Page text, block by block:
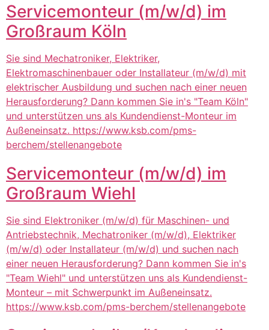
Servicemonteur (m/w/d) im
Großraum Köln
Sie sind Mechatroniker, Elektriker,
Elektromaschinenbauer oder Installateur (m/w/d) mit
elektrischer Ausbildung und suchen nach einer neuen
Herausforderung? Dann kommen Sie in's "Team Köln"
und unterstützen uns als Kundendienst-Monteur im
Außeneinsatz. https://www.ksb.com/pms-
berchem/stellenangebote
Servicemonteur (m/w/d) im
Großraum Wiehl
Sie sind Elektroniker (m/w/d) für Maschinen- und
Antriebstechnik, Mechatroniker (m/w/d), Elektriker
(m/w/d) oder Installateur (m/w/d) und suchen nach
einer neuen Herausforderung? Dann kommen Sie in's
"Team Wiehl" und unterstützen uns als Kundendienst-
Monteur – mit Schwerpunkt im Außeneinsatz.
https://www.ksb.com/pms-berchem/stellenangebote